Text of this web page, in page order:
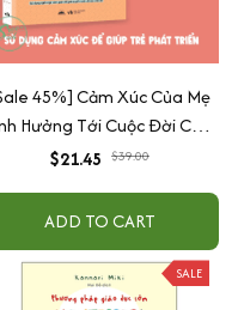
45%] Cảm Xúc Của Mẹ
Hưởng Tới Cuộc Đời Của
Con
$21.45 $39.00
ADD TO CART
SALE